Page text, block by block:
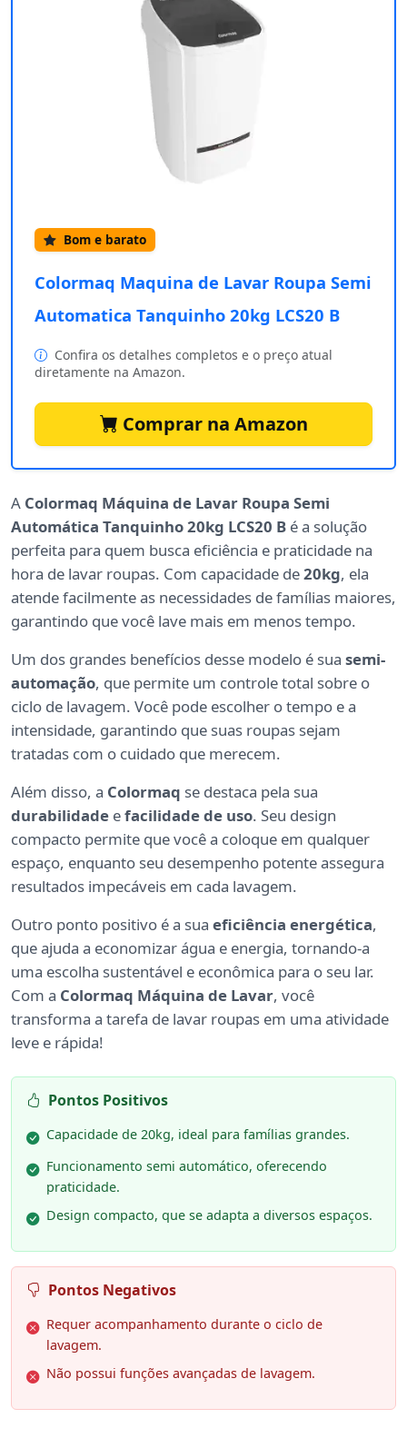
Bom e barato
Colormaq Maquina de Lavar Roupa Semi
Automatica Tanquinho 20kg LCS20 B
Confira os detalhes completos e o preço atual
diretamente na Amazon.
Comprar na Amazon
A Colormaq Máquina de Lavar Roupa Semi
Automática Tanquinho 20kg LCS20 B é a solução
perfeita para quem busca eficiência e praticidade na
hora de lavar roupas. Com capacidade de20kg, ela
atende facilmente as necessidades de famílias maiores,
garantindo que você lave mais em menos tempo.
Um dos grandes benefícios desse modelo é sua semi-
automação, que permite um controle total sobre o
ciclo de lavagem. Você pode escolher o tempo e a
intensidade, garantindo que suas roupas sejam
tratadas com o cuidado que merecem.
Além disso, a Colormaq se destaca pela sua
durabilidade efacilidade de uso. Seu design
compacto permite que você a coloque em qualquer
espaço, enquanto seu desempenho potente assegura
resultados impecáveis em cada lavagem.
Outro ponto positivo é a sua eficiência energética,
que ajuda a economizar água e energia, tornando-a
uma escolha sustentável e econômica para o seu lar.
Com a Colormaq Máquina de Lavar, você
transforma a tarefa de lavar roupas em uma atividade
leve e rápida!
Pontos Positivos
Capacidade de 20kg, ideal para famílias grandes.
Funcionamento semi automático, oferecendo
praticidade.
Design compacto, que se adapta a diversos espaços.
Pontos Negativos
Requer acompanhamento durante o ciclo de
lavagem.
Não possui funções avançadas de lavagem.